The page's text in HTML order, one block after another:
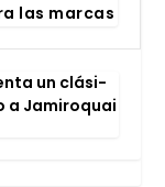
las mar­cas
un clá­si­
a Jami­ro­quai